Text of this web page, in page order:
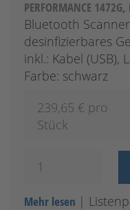
PERFORMANCE
Bluetooth
desinfizierbares
inkl.: Kabel (USB),
Farbe: schwarz
239,65 € pro
Stück
Mehr lesen |